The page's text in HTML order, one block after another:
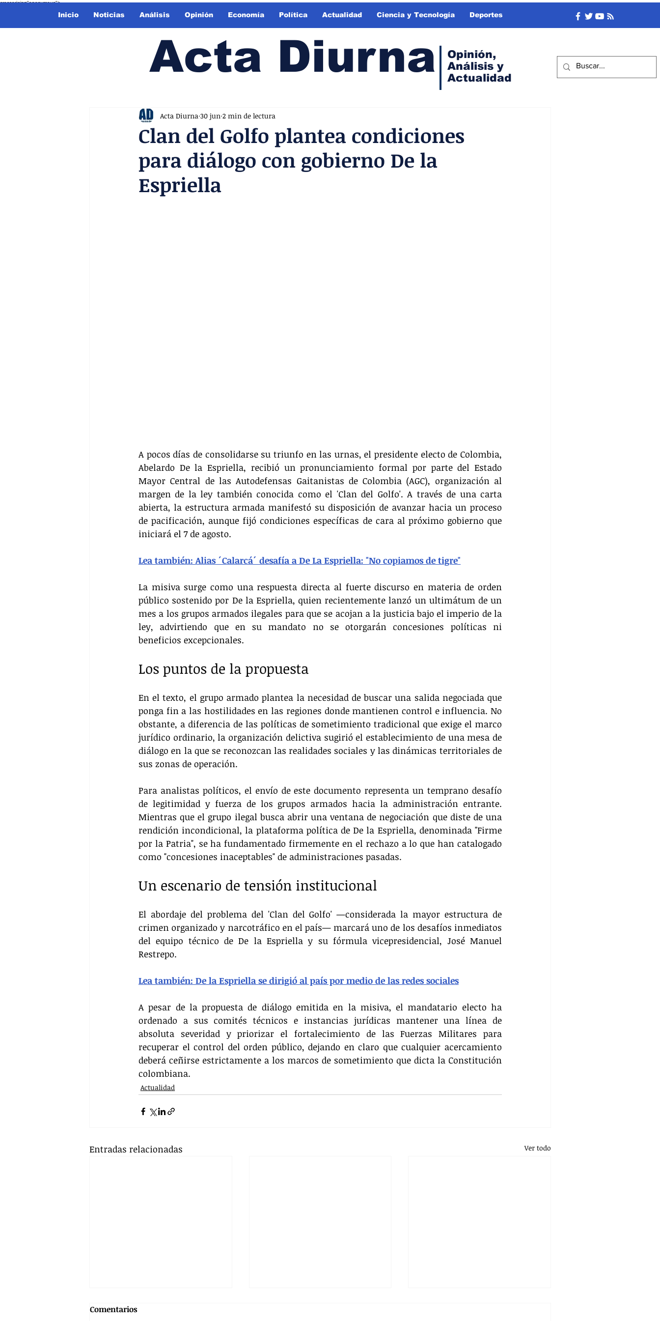
crossorigin="anonymous">
Inicio Noticias Análisis Opinión Economía Política Actualidad Ciencia y Tecnología Deportes
Acta Diurna
Opinión,
Análisis y
Actualidad
Clan del Golfo plantea condiciones
para diálogo con gobierno De la
Espriella
Acta Diurna 30 jun 2 min de lectura
A pocos días de consolidarse su triunfo en las urnas, el presidente electo de Colombia,
Abelardo De la Espriella, recibió un pronunciamiento formal por parte del Estado
Mayor Central de las Autodefensas Gaitanistas de Colombia (AGC), organización al
margen de la ley también conocida como el 'Clan del Golfo'. A través de una carta
abierta, la estructura armada manifestó su disposición de avanzar hacia un proceso
de pacificación, aunque fijó condiciones específicas de cara al próximo gobierno que
iniciará el 7 de agosto.
Lea también: Alias ´Calarcá´ desafía a De La Espriella: "No copiamos de tigre"
La misiva surge como una respuesta directa al fuerte discurso en materia de orden
público sostenido por De la Espriella, quien recientemente lanzó un ultimátum de un
mes a los grupos armados ilegales para que se acojan a la justicia bajo el imperio de la
ley, advirtiendo que en su mandato no se otorgarán concesiones políticas ni
beneficios excepcionales.
Los puntos de la propuesta
En el texto, el grupo armado plantea la necesidad de buscar una salida negociada que
ponga fin a las hostilidades en las regiones donde mantienen control e influencia. No
obstante, a diferencia de las políticas de sometimiento tradicional que exige el marco
jurídico ordinario, la organización delictiva sugirió el establecimiento de una mesa de
diálogo en la que se reconozcan las realidades sociales y las dinámicas territoriales de
sus zonas de operación.
Para analistas políticos, el envío de este documento representa un temprano desafío
de legitimidad y fuerza de los grupos armados hacia la administración entrante.
Mientras que el grupo ilegal busca abrir una ventana de negociación que diste de una
rendición incondicional, la plataforma política de De la Espriella, denominada "Firme
por la Patria", se ha fundamentado firmemente en el rechazo a lo que han catalogado
como "concesiones inaceptables" de administraciones pasadas.
Un escenario de tensión institucional
El abordaje del problema del 'Clan del Golfo' —considerada la mayor estructura de
crimen organizado y narcotráfico en el país— marcará uno de los desafíos inmediatos
del equipo técnico de De la Espriella y su fórmula vicepresidencial, José Manuel
Restrepo.
Lea también: De la Espriella se dirigió al país por medio de las redes sociales
A pesar de la propuesta de diálogo emitida en la misiva, el mandatario electo ha
ordenado a sus comités técnicos e instancias jurídicas mantener una línea de
absoluta severidad y priorizar el fortalecimiento de las Fuerzas Militares para
recuperar el control del orden público, dejando en claro que cualquier acercamiento
deberá ceñirse estrictamente a los marcos de sometimiento que dicta la Constitución
colombiana.
Actualidad
Entradas relacionadas Ver todo
Comentarios